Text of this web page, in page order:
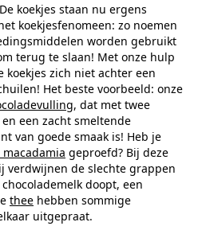
koekjes staan nu ergens
koekjesfenomeen: zo noemen
worden gebruikt
terug te slaan! Met onze hulp
koekjes zich niet achter een
Het beste voorbeeld: onze
, dat met twee
een zacht smeltende
van goede smaak is! Heb je
geproefd? Bij deze
verdwijnen de slechte grappen
doopt, een
thee hebben sommige
uitgepraat.